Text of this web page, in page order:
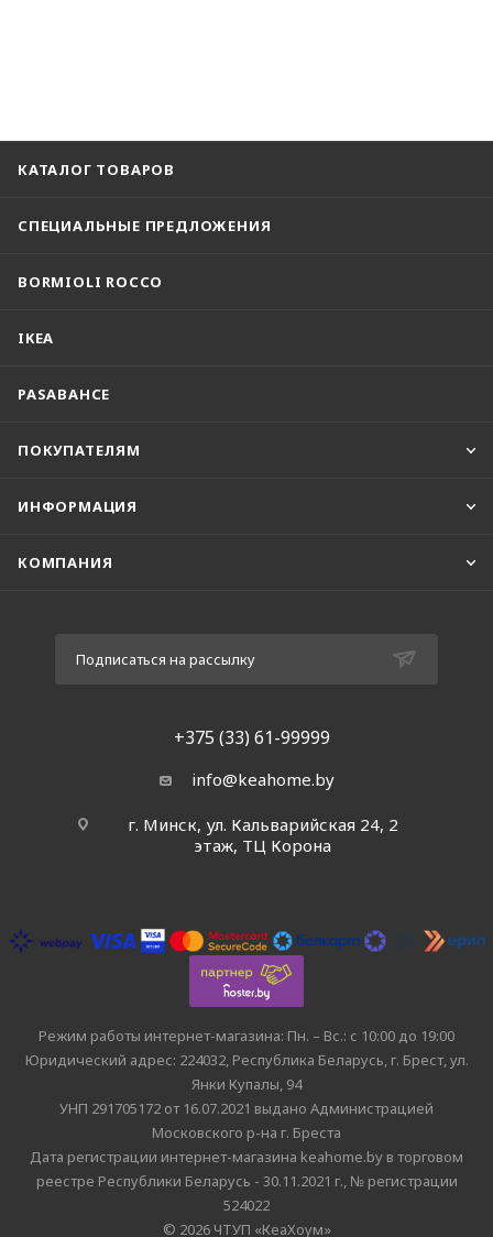
КАТАЛОГ ТОВАРОВ
СПЕЦИАЛЬНЫЕ ПРЕДЛОЖЕНИЯ
BORMIOLI ROCCO
IKEA
PASABAHCE
ПОКУПАТЕЛЯМ
ИНФОРМАЦИЯ
КОМПАНИЯ
Подписаться на рассылку
+375 (33) 61-99999
info@keahome.by
г. Минск, ул. Кальварийская 24, 2
этаж, ТЦ Корона
Режим работы интернет-магазина: Пн. – Вс.: с 10:00 до 19:00
Юридический адрес: 224032, Республика Беларусь, г. Брест, ул.
Янки Купалы, 94
УНП 291705172 от 16.07.2021 выдано Администрацией
Московского р-на г. Бреста
Дата регистрации интернет-магазина keahome.by в торговом
реестре Республики Беларусь - 30.11.2021 г., № регистрации
524022
© 2026 ЧТУП «КеаХоум»